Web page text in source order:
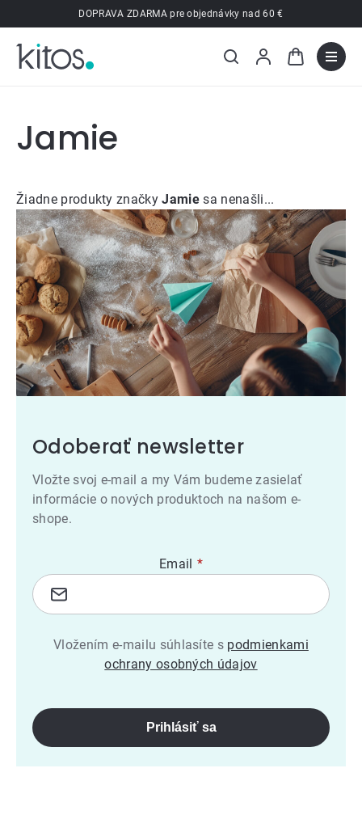
na
obsah
DOPRAVA ZDARMA pre objednávky nad 60 €
Jamie
Žiadne produkty značkyJamiesa nenašli...
Odoberať newsletter
Vložte svoj e-mail a my Vám budeme zasielať
informácie o nových produktoch na našom e-
shope.
Email
Vložením e-mailu súhlasíte s podmienkami
ochrany osobných údajov
Prihlásiť sa